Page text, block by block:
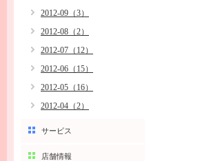
2012-09（3）
2012-08（2）
2012-07（12）
2012-06（15）
2012-05（16）
2012-04（2）
サービス
店舗情報